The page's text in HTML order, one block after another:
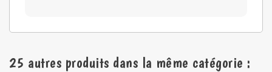
25 autres produits dans la même catégorie :